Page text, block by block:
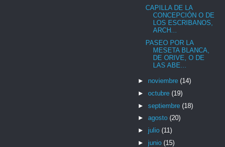
CAPILLA DE LA
CONCEPCIÓN O DE
LOS ESCRIBANOS,
ARCH...
PASEO POR LA
MESETA BLANCA,
DE ORIVE, O DE
LAS ABE...
► noviembre (14)
► octubre (19)
► septiembre (18)
► agosto (20)
► julio (11)
► junio (15)